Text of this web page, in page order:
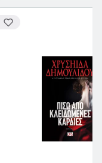
βιβλία που θα
αγάπη και
και να πετάξει
δίπλα